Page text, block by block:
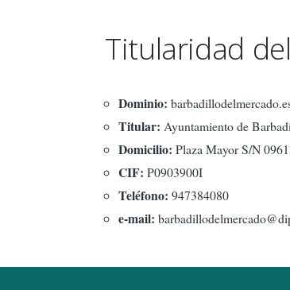
Titularidad
Dominio:
Titular: Ayuntamiento de
Domicilio: Plaza Mayor S/N
CIF: P0903900I
Teléfono: 947384080
e-mail: